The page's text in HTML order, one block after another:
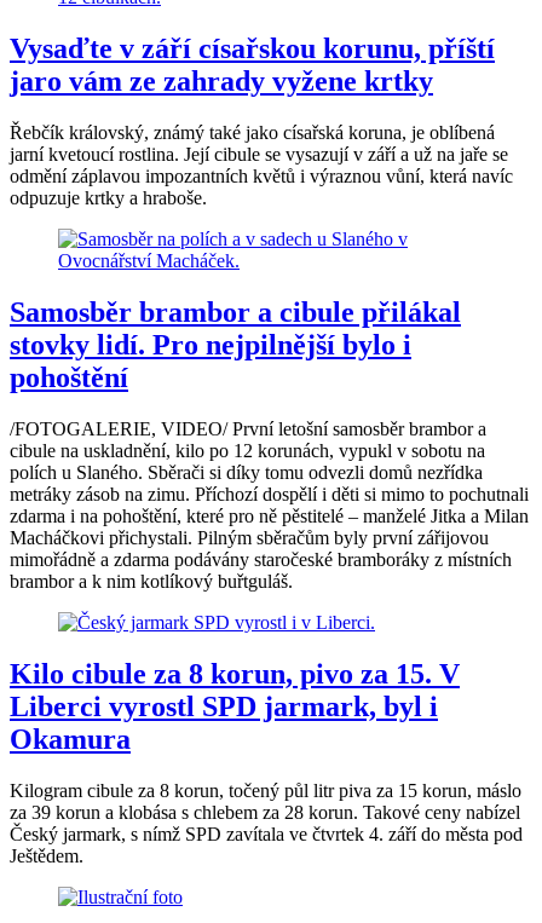
Vysaďte v září císařskou korunu, příští
jaro vám ze zahrady vyžene krtky
Řebčík královský, známý také jako císařská koruna, je oblíbená
jarní kvetoucí rostlina. Její cibule se vysazují v září a už na jaře se
odmění záplavou impozantních květů i výraznou vůní, která navíc
odpuzuje krtky a hraboše.
Samosběr brambor a cibule přilákal
stovky lidí. Pro nejpilnější bylo i
pohoštění
/FOTOGALERIE, VIDEO/ První letošní samosběr brambor a
cibule na uskladnění, kilo po 12 korunách, vypukl v sobotu na
polích u Slaného. Sběrači si díky tomu odvezli domů nezřídka
metráky zásob na zimu. Příchozí dospělí i děti si mimo to pochutnali
zdarma i na pohoštění, které pro ně pěstitelé – manželé Jitka a Milan
Macháčkovi přichystali. Pilným sběračům byly první zářijovou
mimořádně a zdarma podávány staročeské bramboráky z místních
brambor a k nim kotlíkový buřtguláš.
Kilo cibule za 8 korun, pivo za 15. V
Liberci vyrostl SPD jarmark, byl i
Okamura
Kilogram cibule za 8 korun, točený půl litr piva za 15 korun, máslo
za 39 korun a klobása s chlebem za 28 korun. Takové ceny nabízel
Český jarmark, s nímž SPD zavítala ve čtvrtek 4. září do města pod
Ještědem.